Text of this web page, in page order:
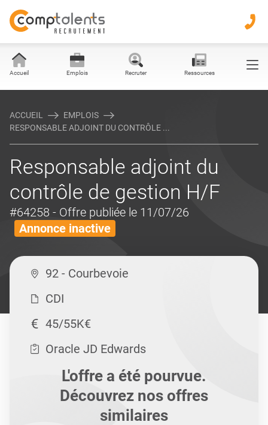
Accueil Emplois Recruter Ressources
ACCUEIL
EMPLOIS
RESPONSABLE ADJOINT DU CONTRÔLE ...
Responsable adjoint du
contrôle de gestion H/F
#64258 - Offre publiée le 11/07/26
Annonce inactive
92 - Courbevoie
CDI
45/55K€
Oracle JD Edwards
L'offre a été pourvue.
Découvrez nos offres
similaires